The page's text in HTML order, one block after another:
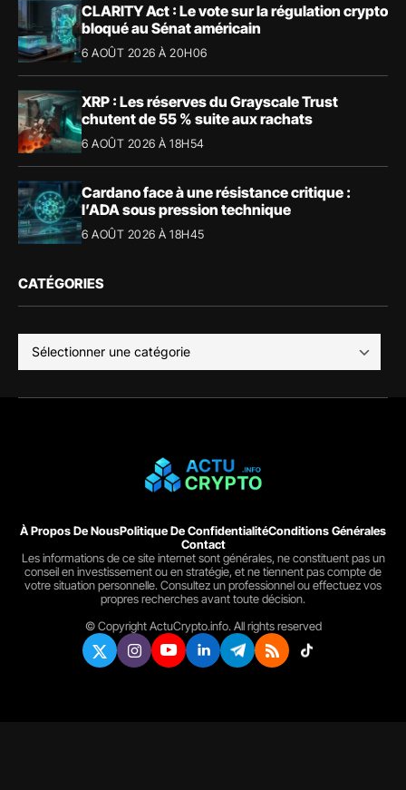
CLARITY Act : Le vote sur la régulation crypto
bloqué au Sénat américain
6 AOÛT 2026 À 20H06
XRP : Les réserves du Grayscale Trust
chutent de 55 % suite aux rachats
6 AOÛT 2026 À 18H54
Cardano face à une résistance critique :
l’ADA sous pression technique
6 AOÛT 2026 À 18H45
CATÉGORIES
À Propos De NousPolitique De ConfidentialitéConditions Générales
Contact
Les informations de ce site internet sont générales, ne constituent pas un
conseil en investissement ou en stratégie, et ne tiennent pas compte de
votre situation personnelle. Consultez un professionnel ou effectuez vos
propres recherches avant toute décision.
© Copyright ActuCrypto.info. All rights reserved